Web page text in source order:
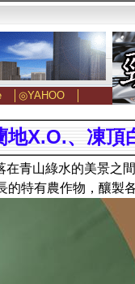
│ ◎YAHOO│
X.O.、凍頂
青山綠水的美景之
特有農作物，釀製各